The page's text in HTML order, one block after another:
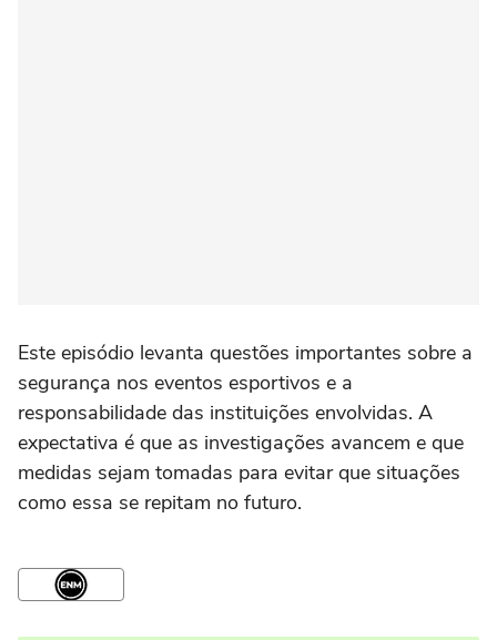
Este episódio levanta questões importantes sobre a
segurança nos eventos esportivos e a
responsabilidade das instituições envolvidas. A
expectativa é que as investigações avancem e que
medidas sejam tomadas para evitar que situações
como essa se repitam no futuro.